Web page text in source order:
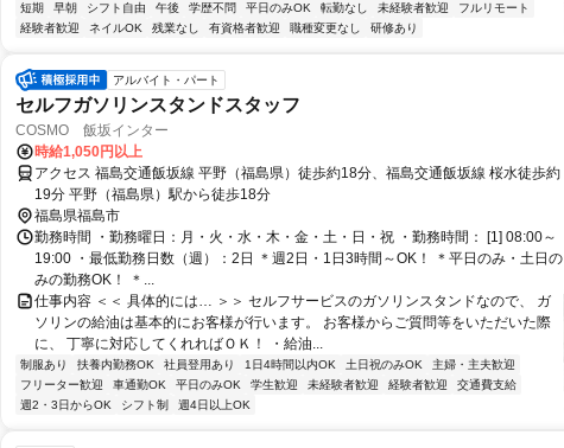
短期
早朝 シフト自由 午後 学歴不問 平日のみOK 転勤なし 未経験者歓迎
フルリモート
経験者歓迎
ネイルOK 残業なし 有資格者歓迎 職種変更なし 研修あり
アルバイト・パート
セルフガソリンスタンドスタッフ
COSMO 飯坂インター
時給1,050円以上
アクセス 福島交通飯坂線 平野（福島県）徒歩約18分、福島交通飯坂線 桜水徒歩約
19分 平野（福島県）駅から徒歩18分
福島県福島市
勤務時間 ・勤務曜日：月・火・水・木・金・土・日・祝 ・勤務時間： [1] 08:00～
19:00 ・最低勤務日数（週）：2日 ＊週2日・1日3時間～OK！ ＊平日のみ・土日の
みの勤務OK！ ＊...
仕事内容 ＜＜ 具体的には… ＞＞ セルフサービスのガソリンスタンドなので、 ガ
ソリンの給油は基本的にお客様が行います。 お客様からご質問等をいただいた際
に、 丁寧に対応してくれればＯＫ！ ・給油...
制服あり 扶養内勤務OK 社員登用あり 1日4時間以内OK 土日祝のみOK
主婦・主夫歓迎
フリーター歓迎
車通勤OK 平日のみOK 学生歓迎 未経験者歓迎 経験者歓迎
交通費支給
週2・3日からOK
シフト制 週4日以上OK